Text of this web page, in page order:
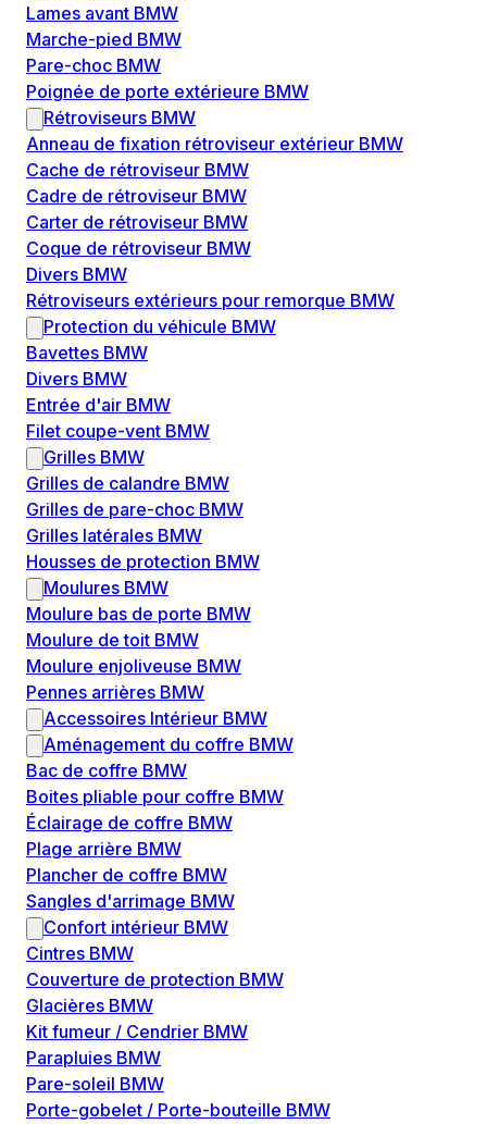
Lames avant BMW
Marche-pied BMW
Pare-choc BMW
Poignée de porte extérieure BMW
Rétroviseurs BMW
Anneau de fixation rétroviseur extérieur BMW
Cache de rétroviseur BMW
Cadre de rétroviseur BMW
Carter de rétroviseur BMW
Coque de rétroviseur BMW
Divers BMW
Rétroviseurs extérieurs pour remorque BMW
Protection du véhicule BMW
Bavettes BMW
Divers BMW
Entrée d'air BMW
Filet coupe-vent BMW
Grilles BMW
Grilles de calandre BMW
Grilles de pare-choc BMW
Grilles latérales BMW
Housses de protection BMW
Moulures BMW
Moulure bas de porte BMW
Moulure de toit BMW
Moulure enjoliveuse BMW
Pennes arrières BMW
Accessoires Intérieur BMW
Aménagement du coffre BMW
Bac de coffre BMW
Boites pliable pour coffre BMW
Éclairage de coffre BMW
Plage arrière BMW
Plancher de coffre BMW
Sangles d'arrimage BMW
Confort intérieur BMW
Cintres BMW
Couverture de protection BMW
Glacières BMW
Kit fumeur / Cendrier BMW
Parapluies BMW
Pare-soleil BMW
Porte-gobelet / Porte-bouteille BMW